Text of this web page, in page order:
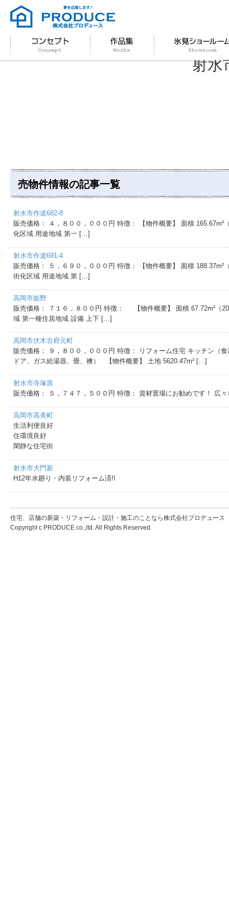
射水
売物件情報の記事一覧
射水市作道682-8
販売価格： ４，８００，０００円 特徴： 【物件概要】 面積
化区域 用途地域 第⼀ […]
射水市作道691-4
販売価格： ５，６９０，０００円 特徴： 【物件概要】 面積
街化区域 用途地域 第 […]
高岡市姫野
販売価格： ７１６，８００円 特徴： 【物件概要】 面積 67.72m²（
域 第一種住居地域 設備 上下 […]
高岡市伏木古府元町
販売価格： ９，８００，０００円 特徴： リフォーム住宅 キッチン（
ドア、ガス給湯器、畳、襖） 【物件概要】 土地 5620.47m² […]
射水市寺塚原
販売価格： ５，７４７，５００円 特徴： 資材置場にお勧めです！
高岡市高美町
生活利便良好
住環境良好
閑静な住宅街
射水市大門新
H12年水廻り・内装リフォーム済!!
住宅、店舗の新築・リフォーム・設計・施工のことなら株式会社プロデュース
Copyright c PRODUCE co.,ltd. All Rights Reserved.